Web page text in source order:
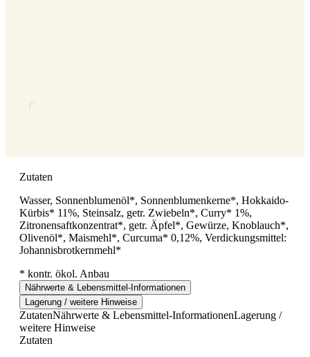
Zutaten
Wasser, Sonnenblumenöl*, Sonnenblumenkerne*, Hokkaido-
Kürbis* 11%, Steinsalz, getr. Zwiebeln*, Curry* 1%,
Zitronensaftkonzentrat*, getr. Äpfel*, Gewürze, Knoblauch*,
Olivenöl*, Maismehl*, Curcuma* 0,12%, Verdickungsmittel:
Johannisbrotkernmehl*
* kontr. ökol. Anbau
Nährwerte & Lebensmittel-Informationen
Lagerung / weitere Hinweise
ZutatenNährwerte & Lebensmittel-InformationenLagerung /
weitere Hinweise
Zutaten